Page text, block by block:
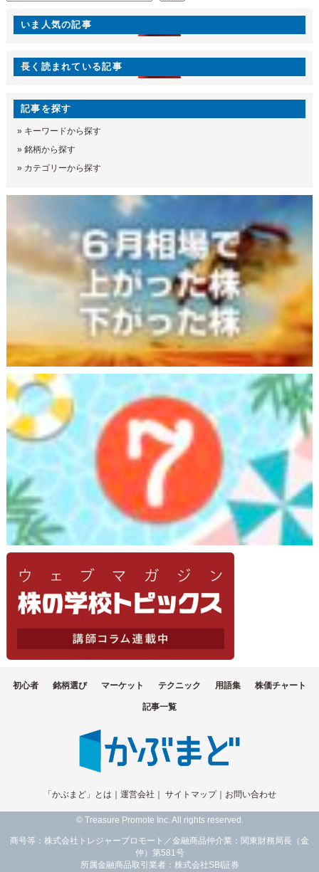
いま人気の記事
長く読まれている記事
記事を探す
» キーワードから探す
» 銘柄から探す
» カテゴリーから探す
初心者 銘柄選び マーケット テクニック 用語集 株価チャート
記事一覧
「かぶまど」とは 運営会社 サイトマップ｜ お問い合わせ
© Treasure Promote Inc. All rights reserved.
商号等：株式会社トレジャープロモート／金融商品仲介業：関東財務局長（金
仲）第581号
所属金融商品取引業者：株式会社SBI証券